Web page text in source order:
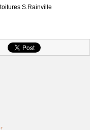
S.Rainville